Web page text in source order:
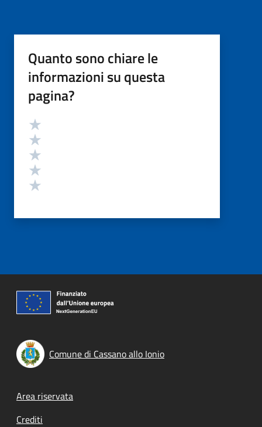
Quanto sono chiare le
informazioni su questa
pagina?
Valutazione
Comune di Cassano allo Ionio
Footer menu
Area riservata
Crediti